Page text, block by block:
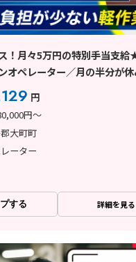
！月々5万円の特別手当支給
オペレーター／月の半分が休
円
円～
大町町
ーター
する 詳細を見る